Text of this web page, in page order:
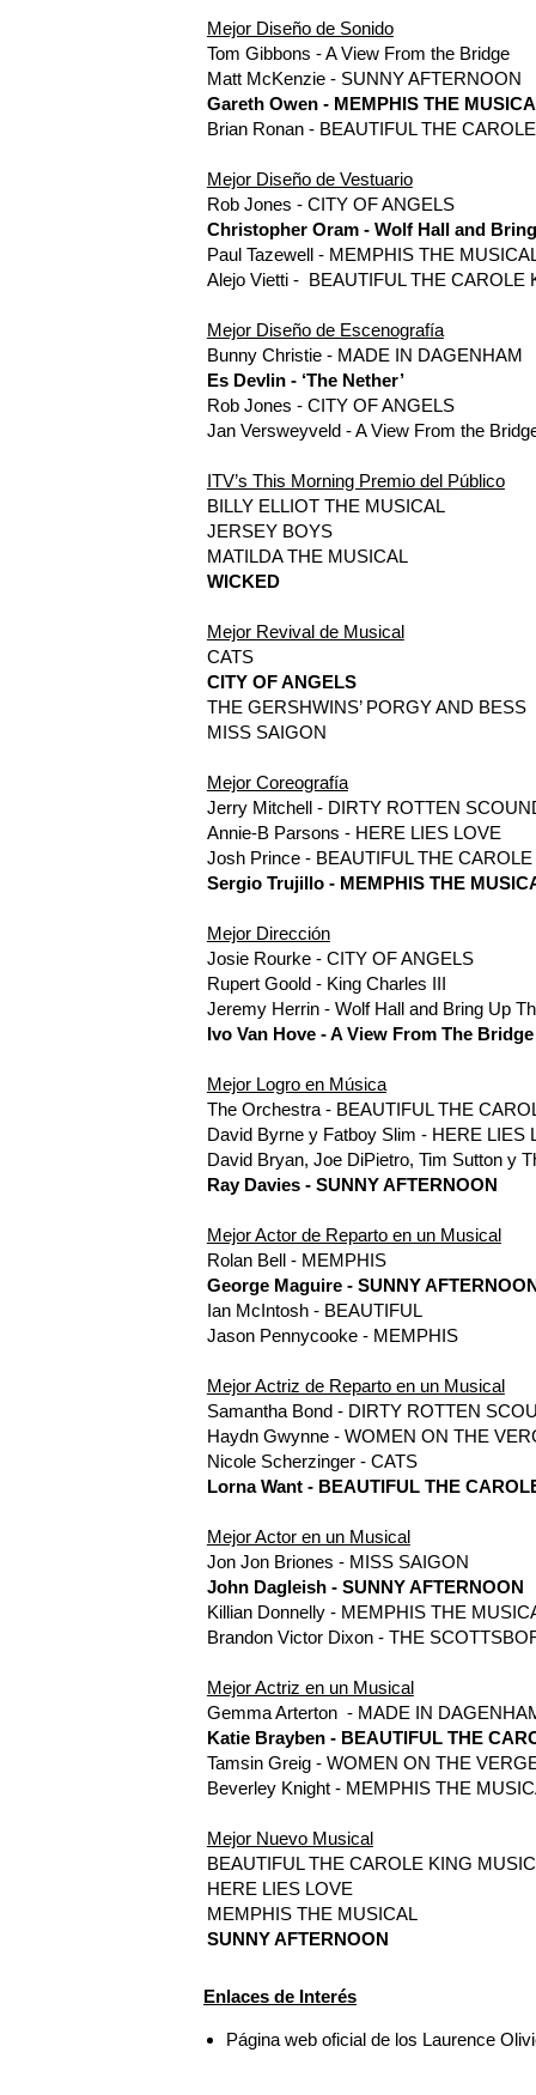
Mejor Diseño de Sonido
Tom Gibbons - A View From the Bridge
Matt McKenzie - SUNNY AFTERNOON
Gareth Owen - MEMPHIS THE
Brian Ronan - BEAUTIFUL THE
Mejor Diseño de Vestuario
Rob Jones - CITY OF ANGELS
Christopher Oram - Wolf Hall and
Paul Tazewell - MEMPHIS THE
Alejo Vietti - BEAUTIFUL THE CAROLE
Mejor Diseño de Escenografía
Bunny Christie - MADE IN DAGENHAM
Es Devlin - ‘The Nether’
Rob Jones - CITY OF ANGELS
Jan Versweyveld - A View From the
ITV’s This Morning Premio del Público
BILLY ELLIOT THE MUSICAL
JERSEY BOYS
MATILDA THE MUSICAL
WICKED
Mejor Revival de Musical
CATS
CITY OF ANGELS
THE GERSHWINS’ PORGY AND BESS
MISS SAIGON
Mejor Coreografía
Jerry Mitchell - DIRTY ROTTEN
Annie-B Parsons - HERE LIES LOVE
Josh Prince - BEAUTIFUL THE
Sergio Trujillo - MEMPHIS THE
Mejor Dirección
Josie Rourke - CITY OF ANGELS
Rupert Goold - King Charles III
Jeremy Herrin - Wolf Hall and Bring Up
Ivo Van Hove - A View From The Bridge
Mejor Logro en Música
The Orchestra - BEAUTIFUL THE
David Byrne y Fatboy Slim - HERE LIES
David Bryan, Joe DiPietro, Tim Sutton y
Ray Davies - SUNNY AFTERNOON
Mejor Actor de Reparto en un Musical
Rolan Bell - MEMPHIS
George Maguire - SUNNY
Ian McIntosh - BEAUTIFUL
Jason Pennycooke - MEMPHIS
Mejor Actriz de Reparto en un Musical
Samantha Bond - DIRTY ROTTEN
Haydn Gwynne - WOMEN ON THE
Nicole Scherzinger - CATS
Lorna Want - BEAUTIFUL THE
Mejor Actor en un Musical
Jon Jon Briones - MISS SAIGON
John Dagleish - SUNNY AFTERNOON
Killian Donnelly - MEMPHIS THE
Brandon Victor Dixon - THE
Mejor Actriz en un Musical
Gemma Arterton - MADE IN
Katie Brayben - BEAUTIFUL THE
Tamsin Greig - WOMEN ON THE
Beverley Knight - MEMPHIS THE
Mejor Nuevo Musical
BEAUTIFUL THE CAROLE KING
HERE LIES LOVE
MEMPHIS THE MUSICAL
SUNNY AFTERNOON
Enlaces de Interés
Página web oficial de los Laurence